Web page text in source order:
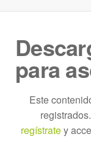
para
Este
registrados.
regístratey